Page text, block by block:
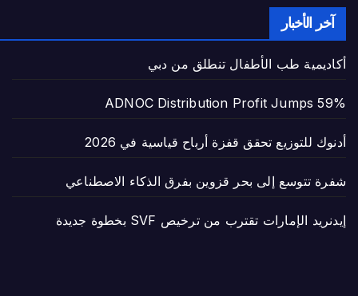
آخر الأخبار
أكاديمية طب الأطفال تنطلق من دبي
ADNOC Distribution Profit Jumps 59%
أدنوك للتوزيع تحقق قفزة أرباح قياسية في 2026
شفرة تتوسع إلى بحر قزوين بفرق الذكاء الاصطناعي
إيدنريد الإمارات تقترب من ترخيص SVF بخطوة جديدة